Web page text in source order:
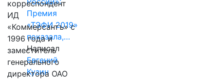
Премия
«ТЭФИ 2019»
показала,…
Написал
Евгений
Кузин
корреспондент
ИД
«Коммерсантъ» с
1996 года и
заместитель
генерального
директора ОАО